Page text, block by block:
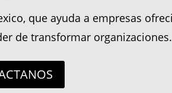
que ayuda a empresas
de transformar organizaciones.